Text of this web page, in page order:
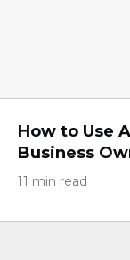
How to Use
Business
11 min read